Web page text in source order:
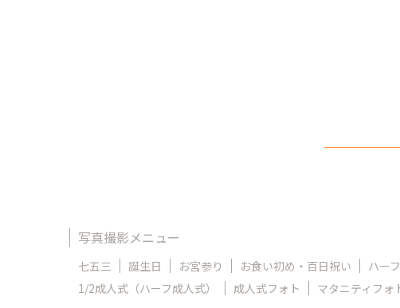
写真撮影メニュー
七五三 誕生日 お宮参り お食い初め・百日祝い ハー
1/2成人式（ハーフ成人式）
成人式フォト マタニティフォ